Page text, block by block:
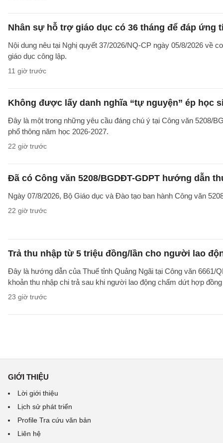
Nhân sự hỗ trợ giáo dục có 36 tháng để đáp
Nội dung nêu tại Nghị quyết 37/2026/NQ-CP ngày 05/8/2026
giáo dục công lập.
11 giờ trước
Không được lấy danh nghĩa “tự nguyện” ép học
Đây là một trong những yêu cầu đáng chú ý tại Công văn 5208/
phổ thông năm học 2026-2027.
22 giờ trước
Đã có Công văn 5208/BGDĐT-GDPT hướng dẫn
Ngày 07/8/2026, Bộ Giáo dục và Đào tạo ban hành Công văn
22 giờ trước
Trả thu nhập từ 5 triệu đồng/lần cho người lao
Đây là hướng dẫn của Thuế tỉnh Quảng Ngãi tại Công văn
khoản thu nhập chi trả sau khi người lao động chấm dứt hợp
23 giờ trước
GIỚI THIỆU
Lời giới thiệu
Lịch sử phát triển
Profile Tra cứu văn bản
Liên hệ